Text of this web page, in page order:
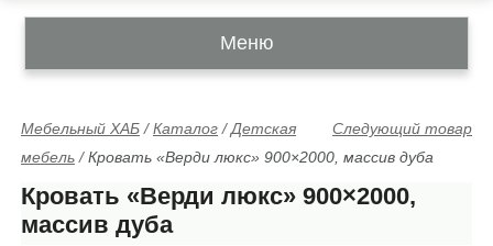
Меню
Следующий товар
Мебельный ХАБ /Каталог /Детская
мебель /Кровать «Верди люкс» 900×2000, массив дуба
Кровать «Верди люкс» 900×2000,
массив дуба